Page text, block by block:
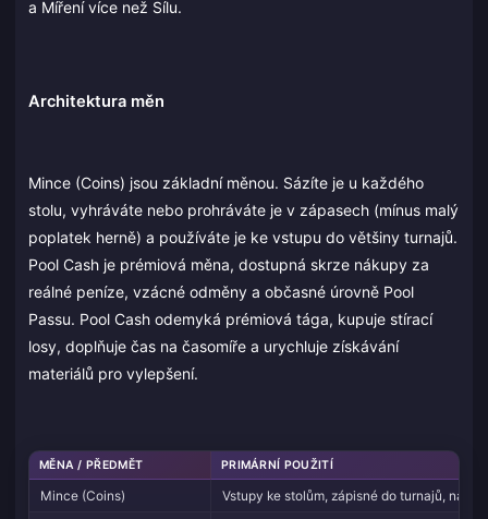
a Míření více než Sílu.
Architektura měn
Mince (Coins) jsou základní měnou. Sázíte je u každého
stolu, vyhráváte nebo prohráváte je v zápasech (mínus malý
poplatek herně) a používáte je ke vstupu do většiny turnajů.
Pool Cash je prémiová měna, dostupná skrze nákupy za
reálné peníze, vzácné odměny a občasné úrovně Pool
Passu. Pool Cash odemyká prémiová tága, kupuje stírací
losy, doplňuje čas na časomíře a urychluje získávání
materiálů pro vylepšení.
MĚNA / PŘEDMĚT PRIMÁRNÍ POUŽITÍ
Mince (Coins)
Vstupy ke stolům, zápisné do turnajů,